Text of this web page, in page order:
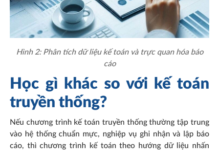
Hình 2: Phân tích dữ liệu kế toán và trực quan hóa báo
cáo
Học gì khác so với kế toán
truyền thống?
Nếu chương trình kế toán truyền thống thường tập trung
vào hệ thống chuẩn mực, nghiệp vụ ghi nhận và lập báo
cáo, thì chương trình kế toán theo hướng dữ liệu nhấn